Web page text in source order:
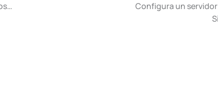
Configura un servidor